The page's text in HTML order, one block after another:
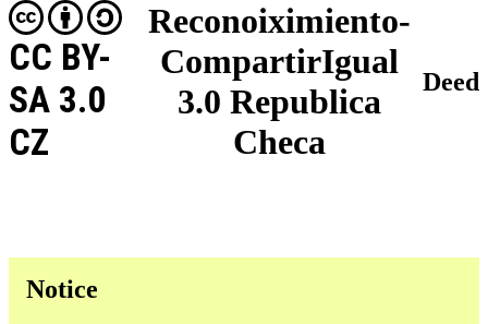
Reconoiximiento-
CompartirIgual
3.0 Republica
Checa
CC BY-
SA 3.0
CZ
Deed
Notice